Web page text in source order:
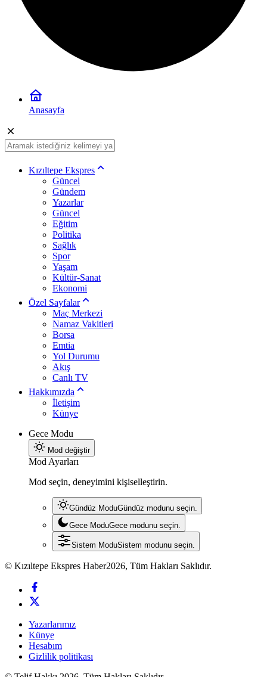
Anasayfa
Kızıltepe Ekspres
Güncel
Gündem
Yazarlar
Güncel
Eğitim
Politika
Sağlık
Spor
Yaşam
Kültür-Sanat
Ekonomi
Özel Sayfalar
Maç Merkezi
Namaz Vakitleri
Borsa
Emtia
Yol Durumu
Akış
Canlı TV
Hakkımızda
İletişim
Künye
Gece Modu
Mod değiştir
Mod Ayarları
Mod seçin, deneyimini kişiselleştirin.
Gündüz ModuGündüz modunu seçin.
Gece ModuGece modunu seçin.
Sistem ModuSistem modunu seçin.
© Kızıltepe Ekspres Haber2026, Tüm Hakları Saklıdır.
Yazarlarımız
Künye
Hesabım
Gizlilik politikası